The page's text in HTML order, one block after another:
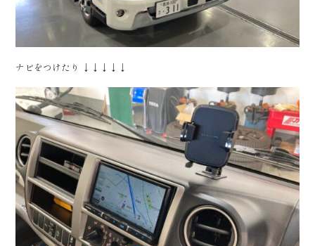
ナビをつけたり ↓↓↓↓↓